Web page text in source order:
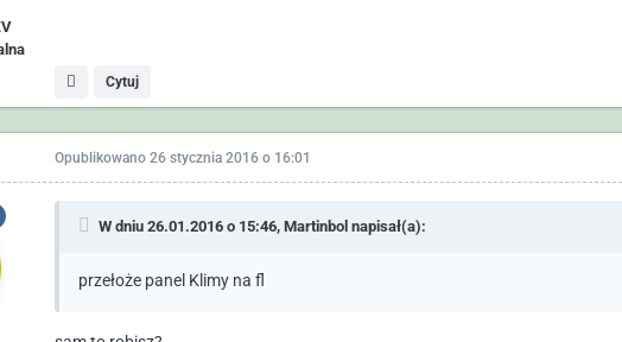
Cytuj
Opublikowano 26 stycznia 2016 o 16:01
W dniu 26.01.2016 o 15:46, Martinbol napisał(a):
przełoże panel Klimy na fl